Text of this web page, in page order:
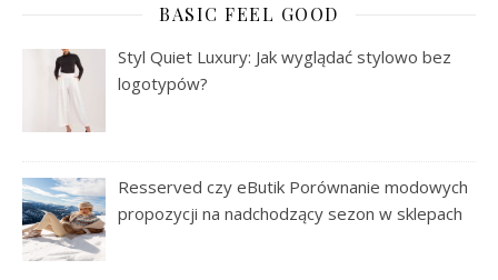
BASIC FEEL GOOD
Styl Quiet Luxury: Jak wyglądać stylowo bez
logotypów?
Resserved czy eButik Porównanie modowych
propozycji na nadchodzący sezon w sklepach